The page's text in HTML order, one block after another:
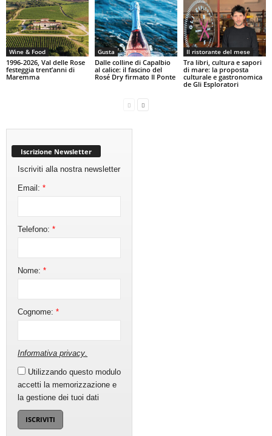
Wine & Food
1996-2026, Val delle Rose
festeggia trent’anni di
Maremma
Gusta
Dalle colline di Capalbio
al calice: il fascino del
Rosé Dry firmato Il Ponte
Il ristorante del mese
Tra libri, cultura e sapori
di mare: la proposta
culturale e gastronomica
de Gli Esploratori
Iscrizione Newsletter
Iscriviti alla nostra newsletter
Email:*
Telefono:*
Nome:*
Cognome:*
Informativa privacy
Utilizzando questo modulo
accetti la memorizzazione e
la gestione dei tuoi dati